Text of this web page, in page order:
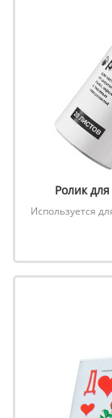
Ролик
Используется